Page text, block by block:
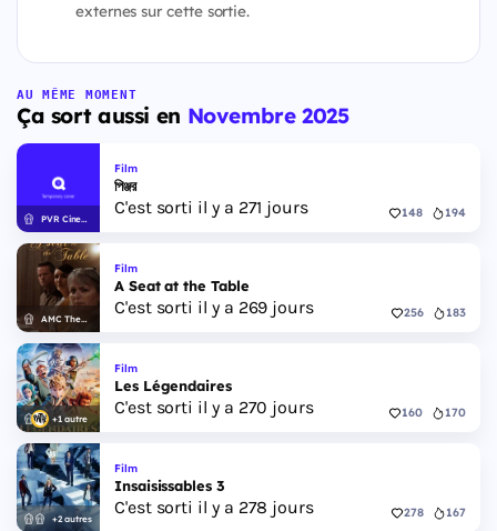
externes sur cette sortie.
AU MÊME MOMENT
Ça sort aussi en Novembre 2025
PVR Cinemas
Film
পিঞ্জর
C'est sorti il y a 271 jours 148 194
AMC Theatres
Film
A Seat at the Table
C'est sorti il y a 269 jours 256 183
+1 autre
Film
Les Légendaires
C'est sorti il y a 270 jours 160 170
+2 autres
Film
Insaisissables 3
C'est sorti il y a 278 jours 278 167